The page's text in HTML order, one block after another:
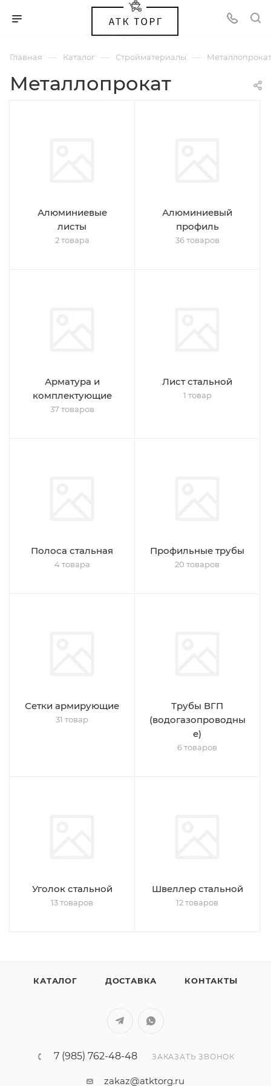
Главная — Каталог — Стройматериалы — Металлопрокат
Металлопрокат
Алюминиевые
листы
2 товара
Алюминиевый
профиль
36 товаров
Арматура и
комплектующие
37 товаров
Лист стальной
1 товар
Полоса стальная
4 товара
Профильные трубы
20 товаров
Сетки армирующие
31 товар
Трубы ВГП
(водогазопроводны
е)
6 товаров
Уголок стальной
13 товаров
Швеллер стальной
12 товаров
КАТАЛОГ ДОСТАВКА КОНТАКТЫ
7 (985) 762-48-48 ЗАКАЗАТЬ ЗВОНОК
zakaz@atktorg.ru